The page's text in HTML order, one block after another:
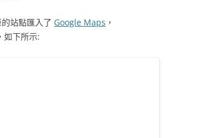
站點匯入了 Google Maps ，
如下所示: